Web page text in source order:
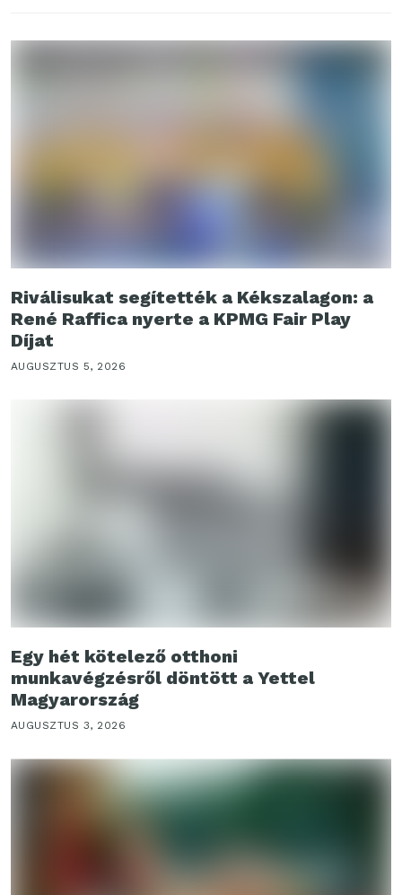
Riválisukat segítették a Kékszalagon: a
René Raffica nyerte a KPMG Fair Play
Díjat
AUGUSZTUS 5, 2026
Egy hét kötelező otthoni
munkavégzésről döntött a Yettel
Magyarország
AUGUSZTUS 3, 2026